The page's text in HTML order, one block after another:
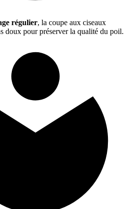
régulier, la coupe aux ciseaux
doux pour préserver la qualité du poil.